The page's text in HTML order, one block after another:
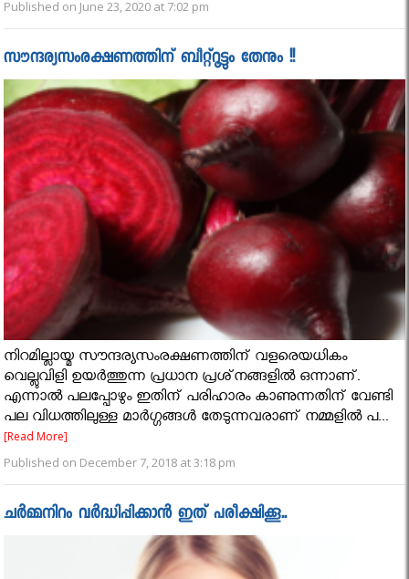
Published on June 23, 2020 at 7:02 pm
സൗന്ദര്യസംരക്ഷണത്തിന് ബീറ്റ്‌റൂട്ടും തേനും !!
നിറമില്ലായ്മ സൗന്ദര്യസംരക്ഷണത്തിന് വളരെയധികം
വെല്ലുവിളി ഉയര്‍ത്തുന്ന പ്രധാന പ്രശ്‌നങ്ങളില്‍ ഒന്നാണ്.
എന്നാല്‍ പലപ്പോഴും ഇതിന് പരിഹാരം കാണുന്നതിന് വേണ്ടി
പല വിധത്തിലുള്ള മാര്‍ഗ്ഗങ്ങള്‍ തേടുന്നവരാണ് നമ്മളില്‍ പ...
[Read More]
Published on December 7, 2018 at 3:18 pm
ചർമ്മനിറം വര്‍ദ്ധിപ്പിക്കാന്‍ ഇത് പരീക്ഷിക്കൂ..